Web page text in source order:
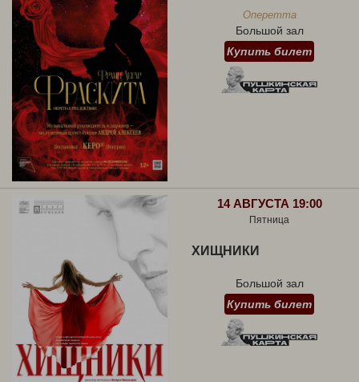
Оперетта
Большой зал
Купить билет
14 АВГУСТА 19:00
Пятница
ХИЩНИКИ
Большой зал
Купить билет